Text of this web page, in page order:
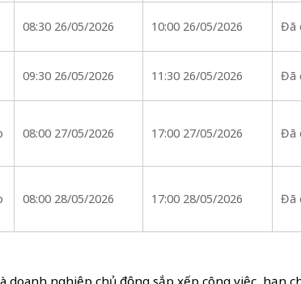
08:30 26/05/2026 10:00 26/05/2026 Đã
09:30 26/05/2026 11:30 26/05/2026 Đã
08:00 27/05/2026 17:00 27/05/2026 Đã
08:00 28/05/2026 17:00 28/05/2026 Đã